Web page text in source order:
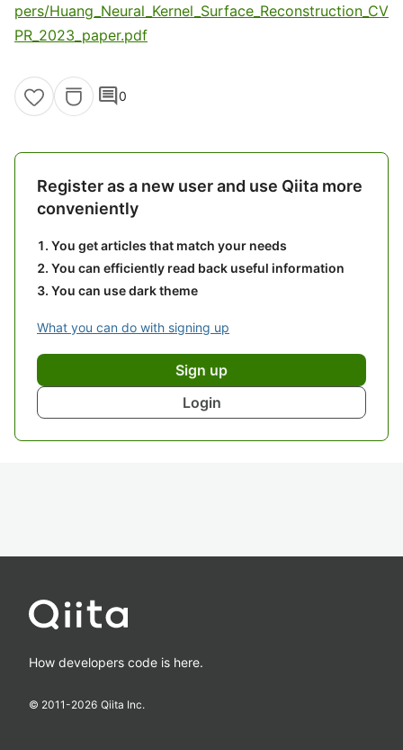
pers/Huang_Neural_Kernel_Surface_Reconstruction_CV
PR_2023_paper.pdf
comment0
Register as a new user and use Qiita more
conveniently
You get articles that match your needs
You can efficiently read back useful information
You can use dark theme
What you can do with signing up
Sign up
Login
How developers code is here.
© 2011-2026 Qiita Inc.